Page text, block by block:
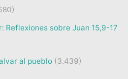
Reflexiones sobre Juan 15,9-17
al pueblo (3.439)